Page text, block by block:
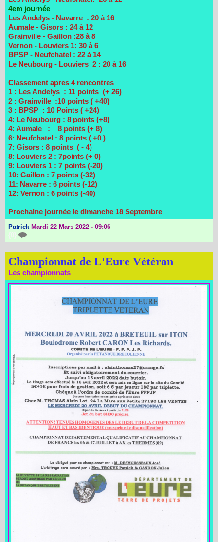
4em journée
Les Andelys - Navarre : 20 à 16
Aumale - Gisors : 24 à 12
Grainville - Gaillon :28 à 8
Vernon - Louviers 1: 30 à 6
BPSP - Neufchatel : 22 à 14
Le Neubourg - Louviers 2 : 20 à 16
Classement apres 4 rencontres
1 : Les Andelys : 11 points (+ 26)
2 : Grainville :10 points ( +40)
3 : BPSP : 10 Points ( +24)
4: Le Neubourg : 8 points (+8)
4: Aumale : 8 points (+ 8)
6: Neufchatel : 8 points ( +0 )
7: Gisors : 8 points ( - 4)
8: Louviers 2 : 7points (+ 0)
9: Louviers 1 : 7 points (-20)
10: Gaillon : 7 points (-32)
11: Navarre : 6 points (-12)
12: Vernon : 6 points (-40)
Prochaine journée le dimanche 18 Septembre
Patrick Mardi 22 Mars 2022 - 09:06
{0}
Championnat de L'Eure Vétéran
Les championnats